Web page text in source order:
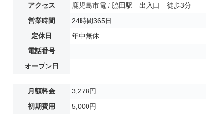
アクセス
鹿児島市電 / 脇田駅 出入口 徒歩3分
営業時間
24時間365日
定休日
年中無休
電話番号
オープン日
月額料金
3,278円
初期費用
5,000円